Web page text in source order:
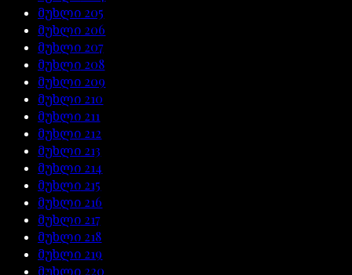
მუხლი 205
მუხლი 206
მუხლი 207
მუხლი 208
მუხლი 209
მუხლი 210
მუხლი 211
მუხლი 212
მუხლი 213
მუხლი 214
მუხლი 215
მუხლი 216
მუხლი 217
მუხლი 218
მუხლი 219
მუხლი 220